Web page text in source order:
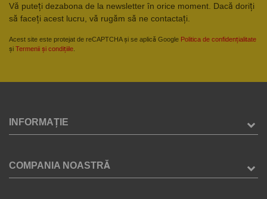
Vă puteți dezabona de la newsletter în orice moment. Dacă doriți
să faceți acest lucru, vă rugăm să ne contactați.
Acest site este protejat de reCAPTCHA și se aplică Google Politica de confidențialitate
și Termenii și condițiile
INFORMAȚIE
COMPANIA NOASTRĂ